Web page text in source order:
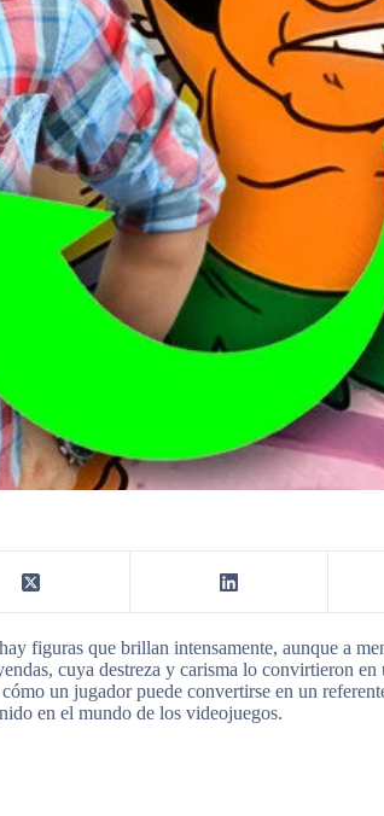
figuras que brillan intensamente, aunque a
cuya destreza y carisma lo convirtieron
un jugador puede convertirse en un
en el mundo de los videojuegos.